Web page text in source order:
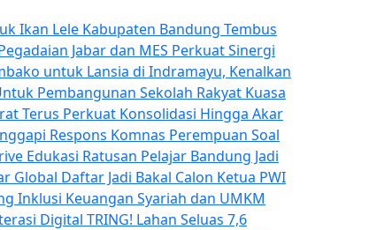
Ikan Lele Kabupaten Bandung Tembus
Jabar dan MES Perkuat Sinergi
untuk Lansia di Indramayu, Kenalkan
Pembangunan Sekolah Rakyat Kuasa
Terus Perkuat Konsolidasi Hingga Akar
Respons Komnas Perempuan Soal
Edukasi Ratusan Pelajar Bandung Jadi
Global Daftar Jadi Bakal Calon Ketua PWI
Inklusi Keuangan Syariah dan UMKM
Digital TRING! Lahan Seluas 7,6